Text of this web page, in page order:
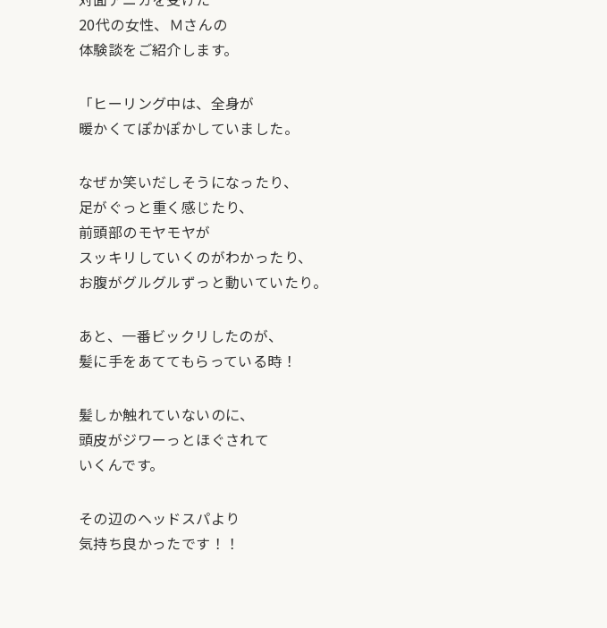
20代の女性、Ｍさんの
体験談をご紹介します。
「ヒーリング中は、全身が
暖かくてぽかぽかしていました。
なぜか笑いだしそうになったり、
足がぐっと重く感じたり、
前頭部のモヤモヤが
スッキリしていくのがわかったり、
お腹がグルグルずっと動いていたり。
あと、一番ビックリしたのが、
髪に手をあててもらっている時！
髪しか触れていないのに、
頭皮がジワーっとほぐされて
いくんです。
その辺のヘッドスパより
気持ち良かったです！！